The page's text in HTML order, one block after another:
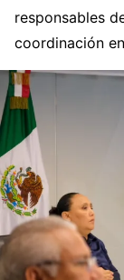
responsables
coordinación